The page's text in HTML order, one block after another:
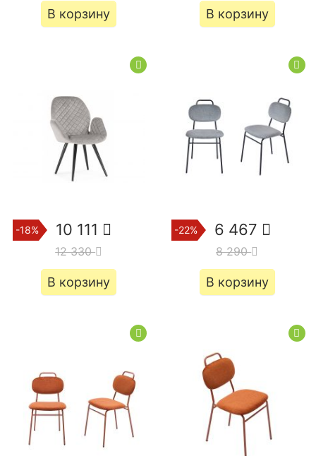
В корзину В корзину
-18% 10 111
12 330
В корзину
-22% 6 467
8 290
В корзину